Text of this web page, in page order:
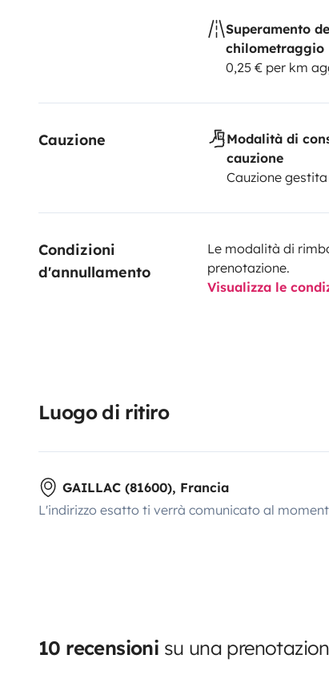
Superamento
chilometraggio
0,25 € per km
Cauzione
Modalità di
cauzione
Cauzione
Condizioni
d'annullamento
Le modalità di
prenotazione.
Visualizza le
Luogo di ritiro
GAILLAC (81600), Francia
L'indirizzo esatto ti verrà comunicato al
10 recensioni su una